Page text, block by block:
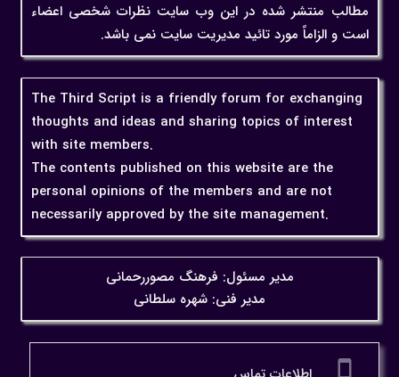
مطالب منتشر شده در این وب سایت نظرات شخصی اعضاء
است و الزاماً مورد تائید مدیریت سایت نمی باشد.
The Third Script is a friendly forum for exchanging
thoughts and ideas and sharing topics of interest
with site members.
The contents published on this website are the
personal opinions of the members and are not
necessarily approved by the site management.
مدیر مسئول: فرهنگ مصوررحمانی
مدیر فنی: شهره سلطانی
settings_cell